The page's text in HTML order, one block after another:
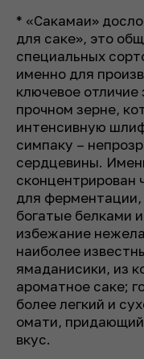
* «Сакамаи»
для саке», это
специальных
именно для
ключевое
прочном зерне,
интенсивную
симпаку –
сердцевины.
сконцентрирован
для ферментации,
богатые белками
избежание
наиболее
ямаданисики, из
ароматное саке;
более легкий и
омати, придающий
вкус.